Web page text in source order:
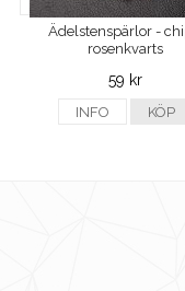
Ädelstenspärlor -
rosenkvarts
59 kr
INFO KÖP